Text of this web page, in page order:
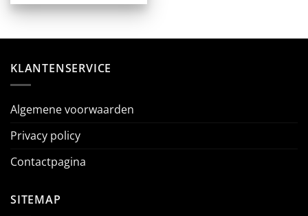
KLANTENSERVICE
Algemene voorwaarden
Privacy policy
Contactpagina
SITEMAP